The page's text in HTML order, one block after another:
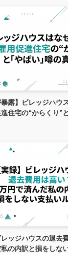
暴露】ビレッジハウ
住宅の“からくり”
レッジハウスの退去
私の内訳と損をしな